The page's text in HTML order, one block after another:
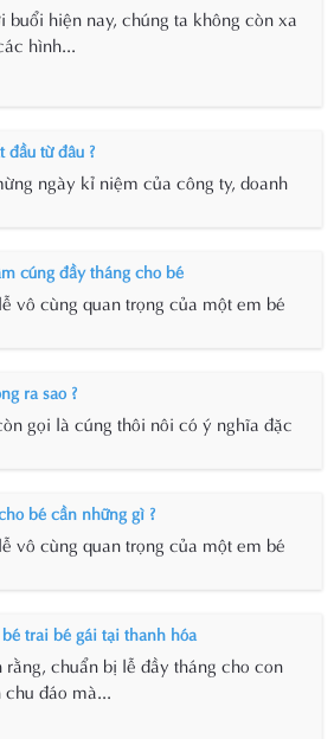
buổi hiện nay, chúng ta không còn xa
hình...
từ đâu ?
ngày kỉ niệm của công ty, doanh
cúng đầy tháng cho bé
vô cùng quan trọng của một em bé
ra sao ?
gọi là cúng thôi nôi có ý nghĩa đặc
bé cần những gì ?
vô cùng quan trọng của một em bé
trai bé gái tại thanh hóa
rằng, chuẩn bị lễ đầy tháng cho con
đáo mà...